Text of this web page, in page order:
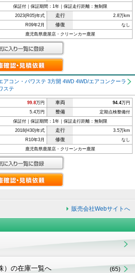
保証付｜保証期間：1年｜保証走行距離：無制限
2023(R05)年式 走行 2.8万km
R09年2月 修復 なし
鹿児島県鹿屋店・クリーンカー鹿屋
アコン・パワステ 3方開 4WD 4WD/エアコンクーラ
ステ
99.8万円 車両 94.4万円
5.4万円 整備 定期点検整備付
保証付｜保証期間：1年｜保証走行距離：無制限
2018(H30)年式 走行 3.5万km
R10年3月 修復 なし
鹿児島県鹿屋店・クリーンカー鹿屋
販売会社Webサイトへ
）の在庫一覧へ (65)